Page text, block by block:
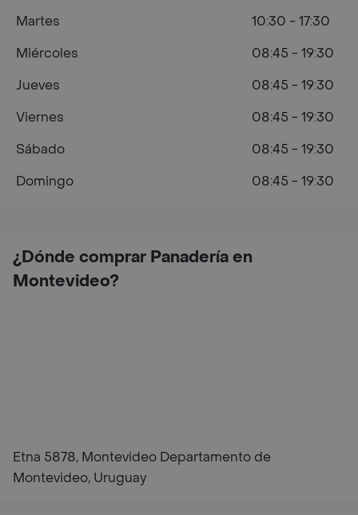
¿Dónde comprar Panadería en
Montevideo?
Etna 5878, Montevideo Departamento de
Montevideo, Uruguay
Martes
10:30 - 17:30
Miércoles
08:45 - 19:30
Jueves
08:45 - 19:30
Viernes
08:45 - 19:30
Sábado
08:45 - 19:30
Domingo
08:45 - 19:30